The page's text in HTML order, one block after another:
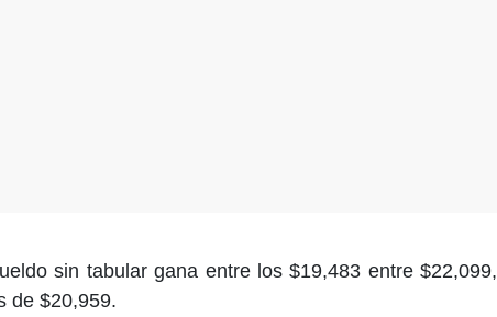
sin tabular gana entre los $19,483 entre $22,099,
de $20,959.